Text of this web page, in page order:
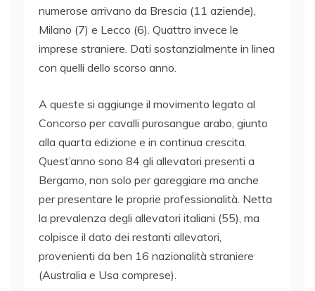
numerose arrivano da Brescia (11 aziende),
Milano (7) e Lecco (6). Quattro invece le
imprese straniere. Dati sostanzialmente in linea
con quelli dello scorso anno.
A queste si aggiunge il movimento legato al
Concorso per cavalli purosangue arabo, giunto
alla quarta edizione e in continua crescita.
Quest’anno sono 84 gli allevatori presenti a
Bergamo, non solo per gareggiare ma anche
per presentare le proprie professionalità. Netta
la prevalenza degli allevatori italiani (55), ma
colpisce il dato dei restanti allevatori,
provenienti da ben 16 nazionalità straniere
(Australia e Usa comprese).